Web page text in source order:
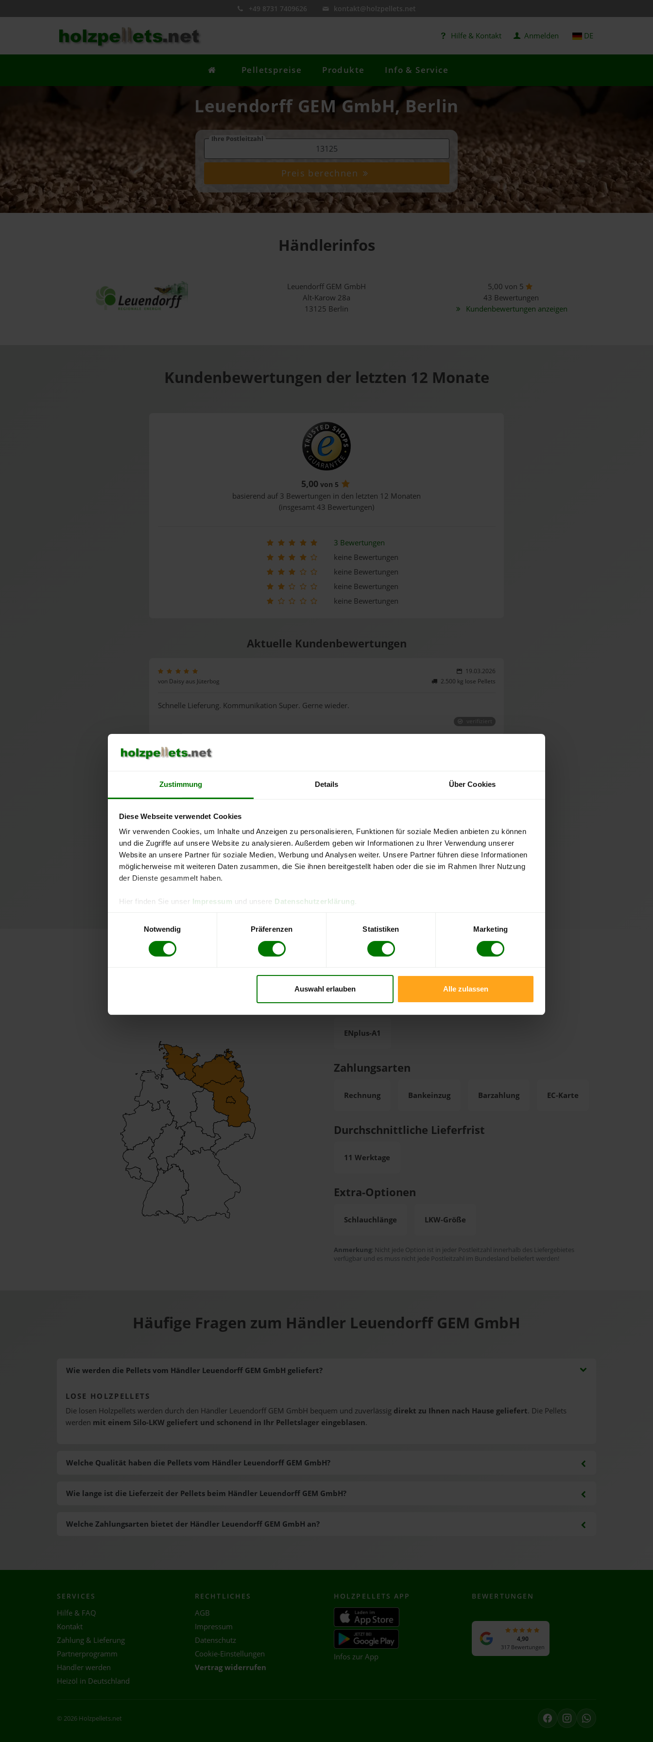
Zustimmung Details Über Cookies
Diese Webseite verwendet Cookies
Wir verwenden Cookies, um Inhalte und Anzeigen zu personalisieren, Funktionen für soziale Medien anbieten zu können
und die Zugriffe auf unsere Website zu analysieren. Außerdem geben wir Informationen zu Ihrer Verwendung unserer
Website an unsere Partner für soziale Medien, Werbung und Analysen weiter. Unsere Partner führen diese Informationen
möglicherweise mit weiteren Daten zusammen, die Sie ihnen bereitgestellt haben oder die sie im Rahmen Ihrer Nutzung
der Dienste gesammelt haben.
Hier finden Sie unser Impressum und unsere Datenschutzerklärung
Notwendig
Präferenzen Statistiken Marketing
Auswahl erlauben Alle zulassen
+49 8731 7409626 kontakt@holzpellets.net
Hilfe & Kontakt Anmelden DE
Pelletspreise Produkte Info & Service
Leuendorff GEM GmbH, Berlin
Ihre Postleitzahl
Preis berechnen
Händlerinfos
Leuendorff GEM GmbH
Alt-Karow 28a
13125 Berlin
5,00 von 5
43 Bewertungen
Kundenbewertungen anzeigen
Kundenbewertungen der letzten 12 Monate
5,00 von 5
basierend auf 3 Bewertungen in den letzten 12 Monaten
(insgesamt 43 Bewertungen)
3 Bewertungen
keine Bewertungen
keine Bewertungen
keine Bewertungen
keine Bewertungen
Aktuelle Kundenbewertungen
19.03.2026
von Daisy aus Jüterbog
2.500 kg lose Pellets
Schnelle Lieferung. Kommunikation Super. Gerne wieder.
verifiziert
Schnelle und unkomplizierte Lieferung
von Eva aus Berlin
2.500 kg lose Pellets
Sehr netter Fahrer hat alles super geklappt .
Lose Holzpellets von Leuendorff GEM GmbH
Pellets-Qualität
ENplus-A1
Zahlungsarten
Rechnung Bankeinzug Barzahlung EC-Karte
Durchschnittliche Lieferfrist
11 Werktage
Extra-Optionen
Schlauchlänge LKW-Größe
Anmerkung: Nicht jede Option ist in jeder Postleitzahl innerhalb des Liefergebietes
verfügbar und es muss nicht jede Postleitzahl im Bundesland beliefert werden!
Häufige Fragen zum Händler Leuendorff GEM GmbH
Wie werden die Pellets vom Händler Leuendorff GEM GmbH geliefert?
LOSE HOLZPELLETS
Die losen Holzpellets werden durch den Händler Leuendorff GEM GmbH bequem und zuverlässig direkt zu Ihnen nach Hause geliefert. Die Pellets
werden mit einem Silo-LKW geliefert und schonend in Ihr Pelletslager eingeblasen.
Welche Qualität haben die Pellets vom Händler Leuendorff GEM GmbH?
Wie lange ist die Lieferzeit der Pellets beim Händler Leuendorff GEM GmbH?
Welche Zahlungsarten bietet der Händler Leuendorff GEM GmbH an?
SERVICES
Hilfe & FAQ
Kontakt
Zahlung & Lieferung
Partnerprogramm
Händler werden
Heizöl in Deutschland
RECHTLICHES
AGB
Impressum
Datenschutz
Cookie-Einstellungen
Vertrag widerrufen
HOLZPELLETS APP
Infos zur App
BEWERTUNGEN
4,90
317 Bewertungen
© 2026 Holzpellets.net FacebookInstagramWhatsApp